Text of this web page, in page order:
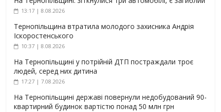
13:17 | 8.08.2026
Тернопільщина втратила молодого захисника Андрія
Іскоростенського
10:37 | 8.08.2026
На Тернопільщині у потрійній ДТП постраждали троє
людей, серед них дитина
17:27 | 7.08.2026
На Тернопільщині державі повернули недобудований 90-
квартирний будинок вартістю понад 50 млн грн